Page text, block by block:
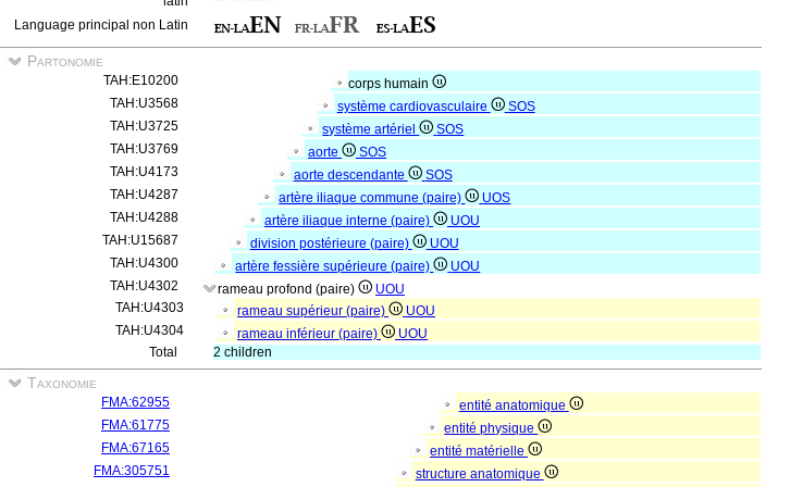
Language principal non Latin
Partonomie
TAH:E10200
corps humain
TAH:U3568
système cardiovasculaire
SOS
TAH:U3725
système artériel
SOS
TAH:U3769
aorte
SOS
TAH:U4173
aorte descendante
SOS
TAH:U4287
artère iliaque commune (paire)
UOS
TAH:U4288
artère iliaque interne (paire)
UOU
TAH:U15687
division postérieure (paire)
UOU
TAH:U4300
artère fessière supérieure (paire)
UOU
TAH:U4302
rameau profond (paire)
UOU
TAH:U4303
rameau supérieur (paire)
UOU
TAH:U4304
rameau inférieur (paire)
UOU
Total
2 children
Taxonomie
FMA:62955
entité anatomique
FMA:61775
entité physique
FMA:67165
entité matérielle
FMA:305751
structure anatomique